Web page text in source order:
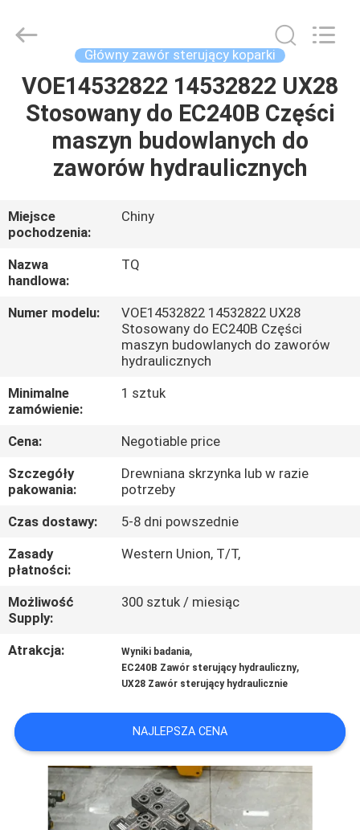
DOM
PRODUKTY
POKAZ
VR
O
WYCIECZKA
FABRYCE
KONTROLA
JAKOŚCI
SKONTAKTUJ
SIĘ
NAMI
AKTUALNOŚCI
WSZYSTKIE
PRZYPADKI
Machinery
Reserved.
Główny zawór sterujący koparki
VOE14532822 14532822 UX28
Stosowany do EC240B Części
maszyn budowlanych do
zaworów hydraulicznych
Miejsce
pochodzenia:
Chiny
Nazwa
handlowa:
TQ
Numer modelu:
VOE14532822 14532822 UX28
Stosowany do EC240B Części
maszyn budowlanych do zaworów
hydraulicznych
Minimalne
zamówienie:
1 sztuk
Cena:
Negotiable price
Szczegóły
pakowania:
Drewniana skrzynka lub w razie
potrzeby
Czas dostawy:
5-8 dni powszednie
Zasady
płatności:
Western Union, T/T,
Możliwość
Supply:
300 sztuk / miesiąc
Atrakcja: Wyniki badania,
EC240B Zawór sterujący hydrauliczny,
UX28 Zawór sterujący hydraulicznie
NAJLEPSZA CENA